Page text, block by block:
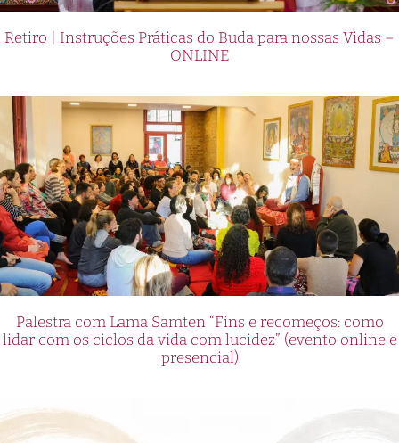
Retiro | Instruções Práticas do Buda para nossas Vidas –
ONLINE
Palestra com Lama Samten “Fins e recomeços: como
lidar com os ciclos da vida com lucidez” (evento online e
presencial)